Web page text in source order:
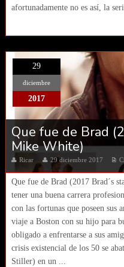
afortunadamente no es así, la
29
diciembre
2017
Que fue de Brad
Mike White)
Ricar 29 diciembre 2017
Que fue de Brad (2017 Brad´s
tener una buena carrera
con las fortunas que poseen sus
viaje a Boston con su hijo para
obligado a enfrentarse a sus
crisis existencial de los 50 se
Stiller) en un ...